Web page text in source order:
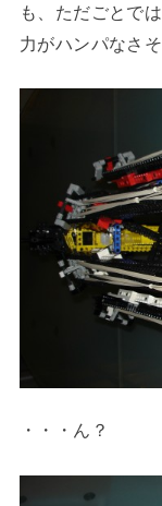
も、ただごとで
力がハンパなさそ
・・・ん？